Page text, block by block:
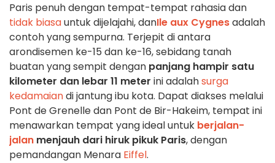
Paris penuh dengan tempat-tempat rahasia dan
tidak biasauntuk dijelajahi, danIle aux Cygnesadalah
contoh yang sempurna. Terjepit di antara
arondisemen ke-15 dan ke-16, sebidang tanah
buatan yang sempit dengan panjang hampir satu
kilometer dan lebar 11 meter ini adalahsurga
kedamaiandi jantung ibu kota. Dapat diakses melalui
Pont de Grenelle dan Pont de Bir-Hakeim, tempat ini
menawarkan tempat yang ideal untuk berjalan-
jalan menjauh dari hiruk pikuk Paris, dengan
pemandangan Menara Eiffel.